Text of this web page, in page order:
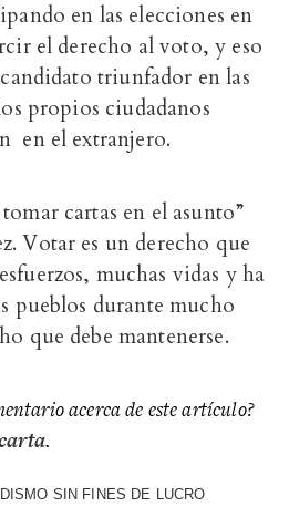
en las elecciones en
el derecho al voto, y eso
triunfador en las
propios ciudadanos
en el extranjero.
cartas en el asunto”
Votar es un derecho que
muchas vidas y ha
pueblos durante mucho
que debe mantenerse.
acerca de este artículo?
.
SIN FINES DE LUCRO